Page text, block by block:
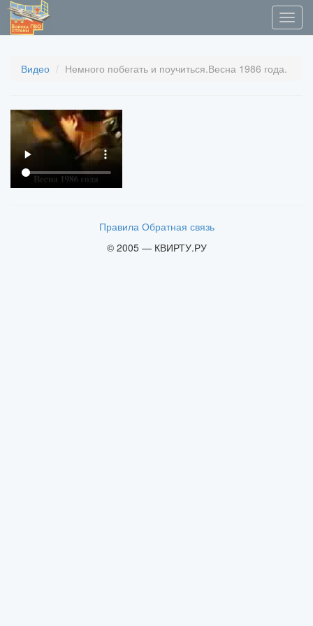
Видео Немного побегать и поучиться.Весна 1986 года.
Правила Обратная связь
© 2005 — КВИРТУ.РУ